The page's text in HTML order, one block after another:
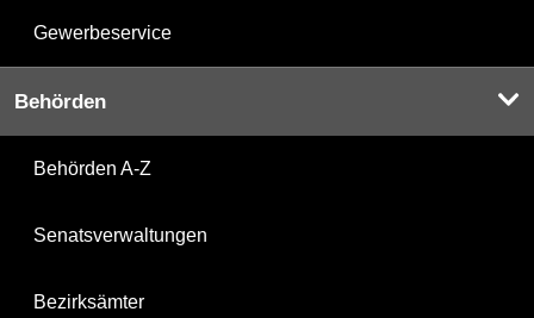
Gewerbeservice
Behörden
Behörden A-Z
Senatsverwaltungen
Bezirksämter